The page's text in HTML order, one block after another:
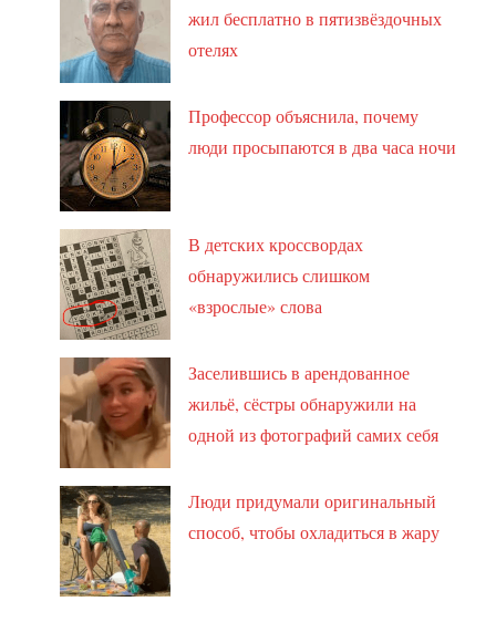
жил бесплатно в пятизвёздочных
отелях
Профессор объяснила, почему
люди просыпаются в два часа ночи
В детских кроссвордах
обнаружились слишком
«взрослые» слова
Заселившись в арендованное
жильё, сёстры обнаружили на
одной из фотографий самих себя
Люди придумали оригинальный
способ, чтобы охладиться в жару